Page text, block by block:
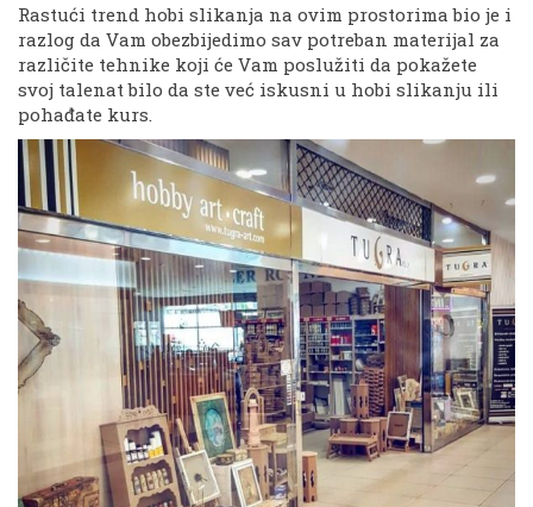
Rastući trend hobi slikanja na ovim prostorima bio je i
razlog da Vam obezbijedimo sav potreban materijal za
različite tehnike koji će Vam poslužiti da pokažete
svoj talenat bilo da ste već iskusni u hobi slikanju ili
pohađate kurs.